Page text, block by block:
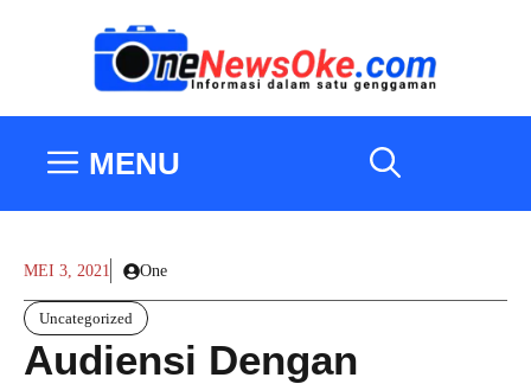
MENU
MEI 3, 2021 One
Uncategorized
Audiensi Dengan